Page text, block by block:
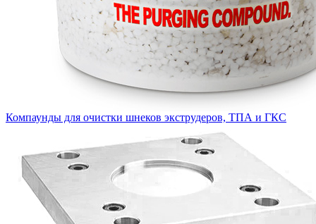
Компаунды для очистки шнеков экструдеров, ТПА и ГКС